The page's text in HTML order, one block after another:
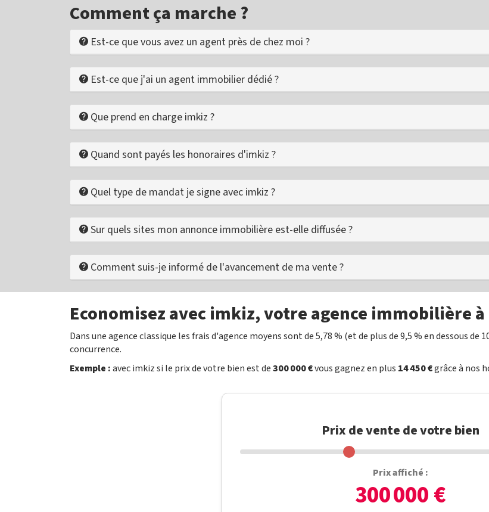
Comment ça marche ?
Est-ce que vous avez un agent près de chez moi ?
Est-ce que j'ai un agent immobilier dédié ?
Que prend en charge imkiz ?
Quand sont payés les honoraires d'imkiz ?
Quel type de mandat je signe avec imkiz ?
Sur quels sites mon annonce immobilière est-elle diffusée ?
Comment suis-je informé de l'avancement de ma vente ?
Economisez avec imkiz, votre agence immobilière
Dans une agence classique les frais d'agence moyens sont de 5,78 % (et de plus de 9,5 % en dessous de
concurrence.
Exemple :avec imkiz si le prix de votre bien est de300 000 €vous gagnez en plus 14 450 €grâce à nos
Prix de vente de votre bien
Prix affiché :
300 000 €